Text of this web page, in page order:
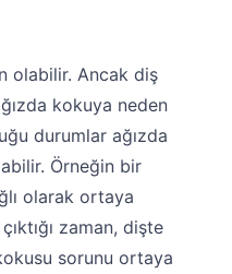
olabilir. Ancak diş
kokuya neden
durumlar ağızda
Örneğin bir
olarak ortaya
zaman, dişte
sorunu ortaya